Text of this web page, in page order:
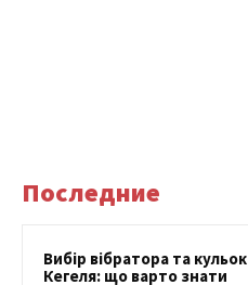
Последние
Вибір вібратора та кульок
Кегеля: що варто знати